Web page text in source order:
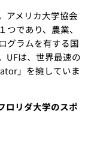
アメリカ大学協会
つであり、農業、
グラムを有する国
UFは、世界最速の
」を擁していま
ロリダ大学のスポ